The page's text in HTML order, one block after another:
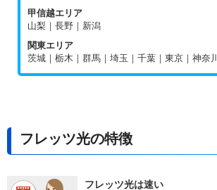
甲信越エリア
山梨｜長野｜新潟
関東エリア
茨城｜栃木｜群馬｜埼玉｜千葉｜東京｜神奈川
フレッツ光の特徴
フレッツ光は速い